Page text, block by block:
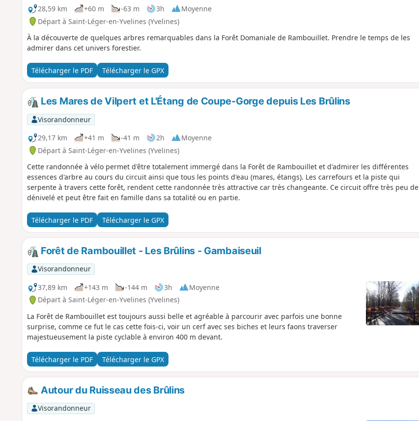
28,59 km
+60 m -63 m 3h
Moyenne
Départ à Saint-Léger-en-Yvelines (Yvelines)
À la découverte de quelques arbres remarquables dans la Forêt Domaniale de Rambouillet. Prendre le temps de les
admirer dans cet univers forestier.
Télécharger le PDF Télécharger le GPX
Les Mares de Vilpert et L'Étang de Coupe-Gorge depuis Les Brûlins
Visorandonneur
29,17 km
+41 m -41 m 2h
Moyenne
Départ à Saint-Léger-en-Yvelines (Yvelines)
Cette randonnée à vélo permet d'être totalement immergé dans la Forêt de Rambouillet et d'admirer les différentes
essences d'arbre au cours du circuit ainsi que tous les points d'eau (mares, étangs). Les carrefours et la piste qui
serpente à travers cette forêt, rendent cette randonnée très attractive car très changeante. Ce circuit offre très peu de
dénivelé et peut être fait en famille dans sa totalité ou en partie.
Télécharger le PDF Télécharger le GPX
Forêt de Rambouillet - Les Brûlins - Gambaiseuil
Visorandonneur
37,89 km
+143 m -144 m 3h
Moyenne
Départ à Saint-Léger-en-Yvelines (Yvelines)
La Forêt de Rambouillet est toujours aussi belle et agréable à parcourir avec parfois une bonne
surprise, comme ce fut le cas cette fois-ci, voir un cerf avec ses biches et leurs faons traverser
majestueusement la piste cyclable à environ 400 m devant.
Télécharger le PDF Télécharger le GPX
Autour du Ruisseau des Brûlins
Visorandonneur